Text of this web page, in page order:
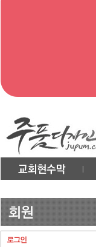
로그인